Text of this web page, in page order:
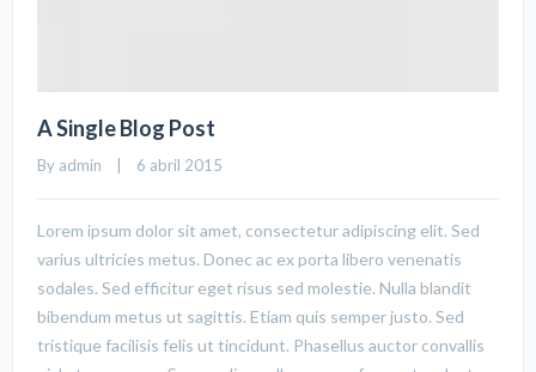
A Single Blog Post
By admin
    |    6 abril 2015
Lorem ipsum dolor sit amet, consectetur adipiscing elit. Sed
varius ultricies metus. Donec ac ex porta libero venenatis
sodales. Sed efficitur eget risus sed molestie. Nulla blandit
bibendum metus ut sagittis. Etiam quis semper justo. Sed
tristique facilisis felis ut tincidunt. Phasellus auctor convallis